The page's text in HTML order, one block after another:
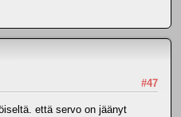
#47
että servo on jäänyt